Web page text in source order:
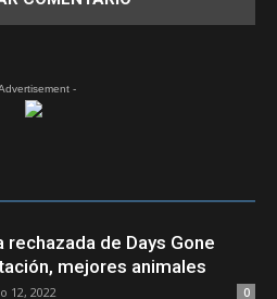
-
rechazada de Days Gone
mejores animales
12, 2022 0